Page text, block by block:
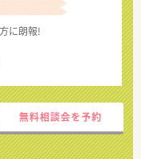
に朗報!
無料相談会を予約